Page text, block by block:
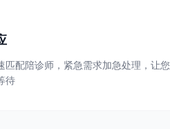
匹配陪诊师，紧急需求加急处理，让您
待